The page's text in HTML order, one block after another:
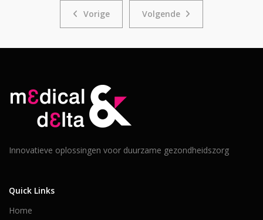
VorigeVorige Volgende
Innovatieve oplossingen voor duurzame gezondheidszorg
Quick Links
Home